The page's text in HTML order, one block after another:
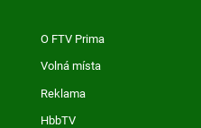
O FTV Prima
Volná místa
Reklama
HbbTV